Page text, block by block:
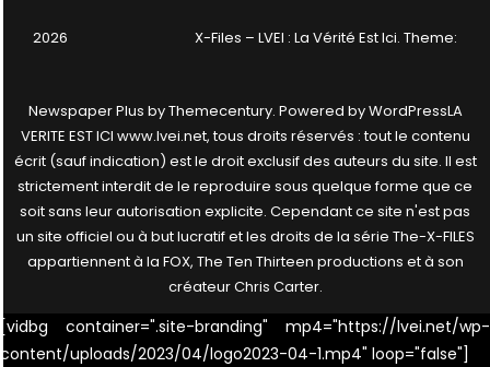
2026 X-Files – LVEI : La Vérité Est Ici. Theme:
Newspaper Plus byThemecentury. Powered byWordPressLA
VERITE EST ICI www.lvei.net, tous droits réservés : tout le contenu
écrit (sauf indication) est le droit exclusif des auteurs du site. Il est
strictement interdit de le reproduire sous quelque forme que ce
soit sans leur autorisation explicite. Cependant ce site n'est pas
un site officiel ou à but lucratif et les droits de la série The-X-FILES
appartiennent à la FOX, The Ten Thirteen productions et à son
créateur Chris Carter.
[vidbg container=".site-branding" mp4="https://lvei.net/wp-
content/uploads/2023/04/logo2023-04-1.mp4" loop="false"]